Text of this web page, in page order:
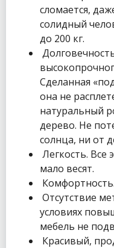
сломается,
солидный
до 200 кг.
Сделанная
она не
натуральный
дерево. Не
солнца, ни от
Легкость. Все
мало весят.
Комфортность.
Отсутствие
условиях
мебель не
Красивый,